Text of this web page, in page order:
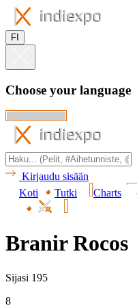
FI
Choose your language
Kirjaudu sisään
Koti
Tutki Charts
Branir Rocos
Sijasi 195
8